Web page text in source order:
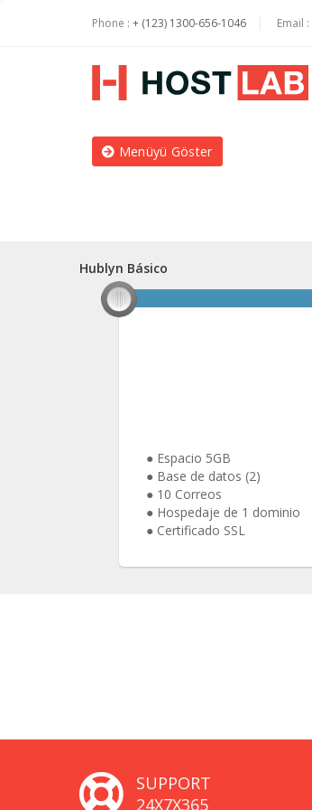
Phone : + (123) 1300-656-1046 Email :
Menüyü Göster
Hublyn Básico
Hublyn Básico
● Espacio 5GB
● Base de datos (2)
● 10 Correos
● Hospedaje de 1 dominio
● Certificado SSL
SUPPORT
24X7X365